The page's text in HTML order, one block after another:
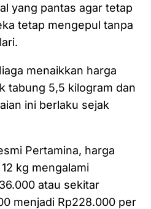
yang pantas agar tetap
tetap mengepul tanpa
menaikkan harga
tabung 5,5 kilogram dan
ini berlaku sejak
Pertamina, harga
kg mengalami
atau sekitar
menjadi Rp228.000 per